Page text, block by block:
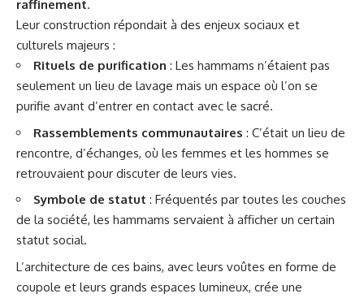
raffinement.
Leur construction répondait à des enjeux sociaux et
culturels majeurs :
Rituels de purification : Les hammams n’étaient pas
seulement un lieu de lavage mais un espace où l’on se
purifie avant d’entrer en contact avec le sacré.
Rassemblements communautaires : C’était un lieu de
rencontre, d’échanges, où les femmes et les hommes se
retrouvaient pour discuter de leurs vies.
Symbole de statut : Fréquentés par toutes les couches
de la société, les hammams servaient à afficher un certain
statut social.
L’architecture de ces bains, avec leurs voûtes en forme de
coupole et leurs grands espaces lumineux, crée une